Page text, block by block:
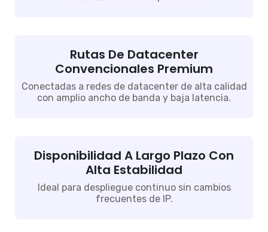
Rutas De Datacenter
Convencionales Premium
Conectadas a redes de datacenter de alta calidad
con amplio ancho de banda y baja latencia.
Disponibilidad A Largo Plazo Con
Alta Estabilidad
Ideal para despliegue continuo sin cambios
frecuentes de IP.